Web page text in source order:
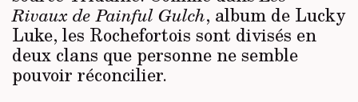
Rivaux de Painful Gulch, album de Lucky
Luke, les Rochefortois sont divisés en
deux clans que personne ne semble
pouvoir réconcilier.